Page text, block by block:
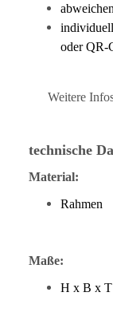
oder QR-
Weitere
technische
Material:
Maße:
H x B x